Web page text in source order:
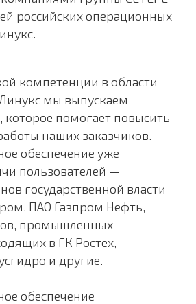
российских операционных
компетенции в области
мы выпускаем
которое помогает повысить
наших заказчиков.
обеспечение уже
пользователей —
государственной власти
ПАО Газпром Нефть,
промышленных
в ГК Ростех,
и другие.
обеспечение